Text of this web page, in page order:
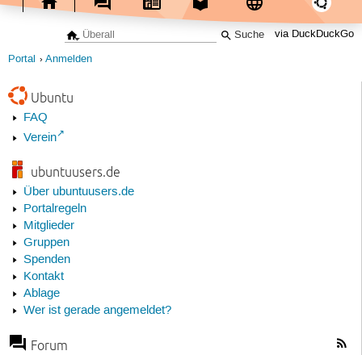
via DuckDuckGo
Portal Anmelden
Ubuntu
FAQ
Verein
ubuntuusers.de
Über ubuntuusers.de
Portalregeln
Mitglieder
Gruppen
Spenden
Kontakt
Ablage
Wer ist gerade angemeldet?
Forum